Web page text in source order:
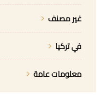
غير مصنف
في تركيا
معلومات عامة